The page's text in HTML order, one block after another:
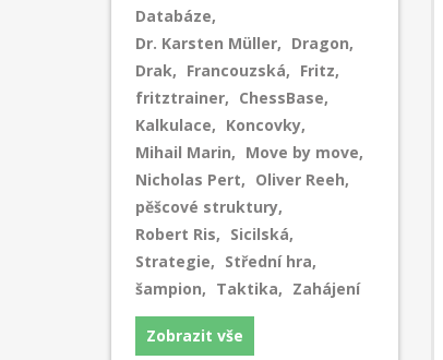
Databáze,
Dr. Karsten Müller, Dragon,
Drak, Francouzská, Fritz,
fritztrainer, ChessBase,
Kalkulace, Koncovky,
Mihail Marin, Move by move,
Nicholas Pert, Oliver Reeh,
pěšcové struktury,
Robert Ris, Sicilská,
Strategie, Střední hra,
šampion, Taktika, Zahájení
Zobrazit vše